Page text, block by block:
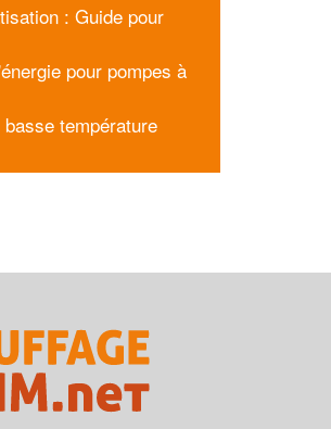
: Guide pour
pour pompes à
température